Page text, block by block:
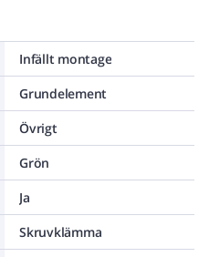
Infällt montage
Grundelement
Övrigt
Grön
Ja
Skruvklämma